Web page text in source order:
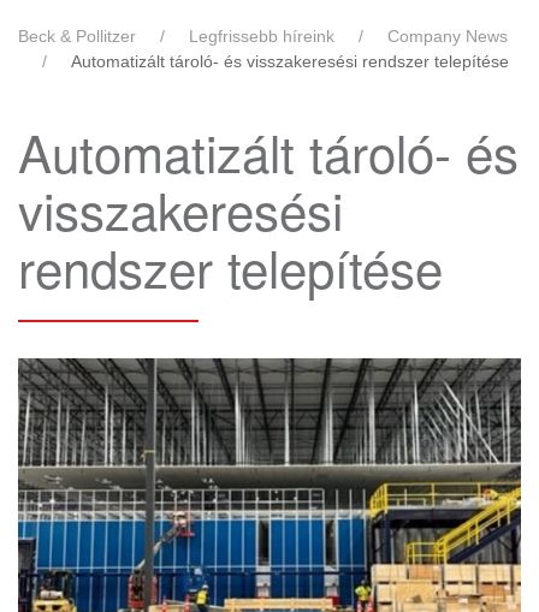
Beck & Pollitzer Legfrissebb híreink
Company News
Automatizált tároló- és visszakeresési rendszer telepítése
Automatizált tároló- és
visszakeresési
rendszer telepítése